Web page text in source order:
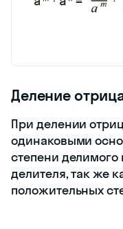
Деление
При делении
одинаковыми
степени делимого
делителя, так же
положительных